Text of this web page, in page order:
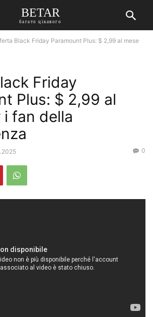
BETAR
багато цікавого
Black Friday Paramount Plus: $ 2,99 al mese
Friday
Plus: $ 2,99 al
i fan della
0